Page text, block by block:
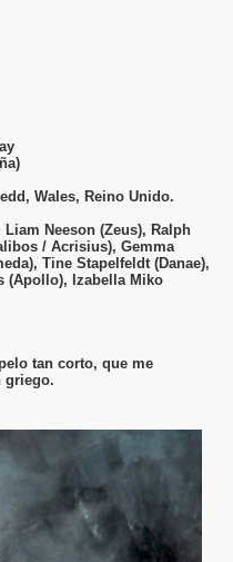
Wales, Reino Unido.
Neeson (Zeus), Ralph
/ Acrisius), Gemma
Tine Stapelfeldt (Danae),
(Apollo), Izabella Miko
tan corto, que me
griego.